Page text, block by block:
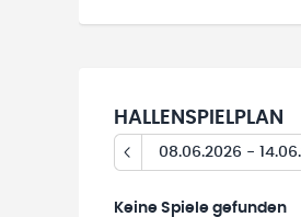
HALLENSPIELPLAN
08.06.2026 -
Keine Spiele gefunden